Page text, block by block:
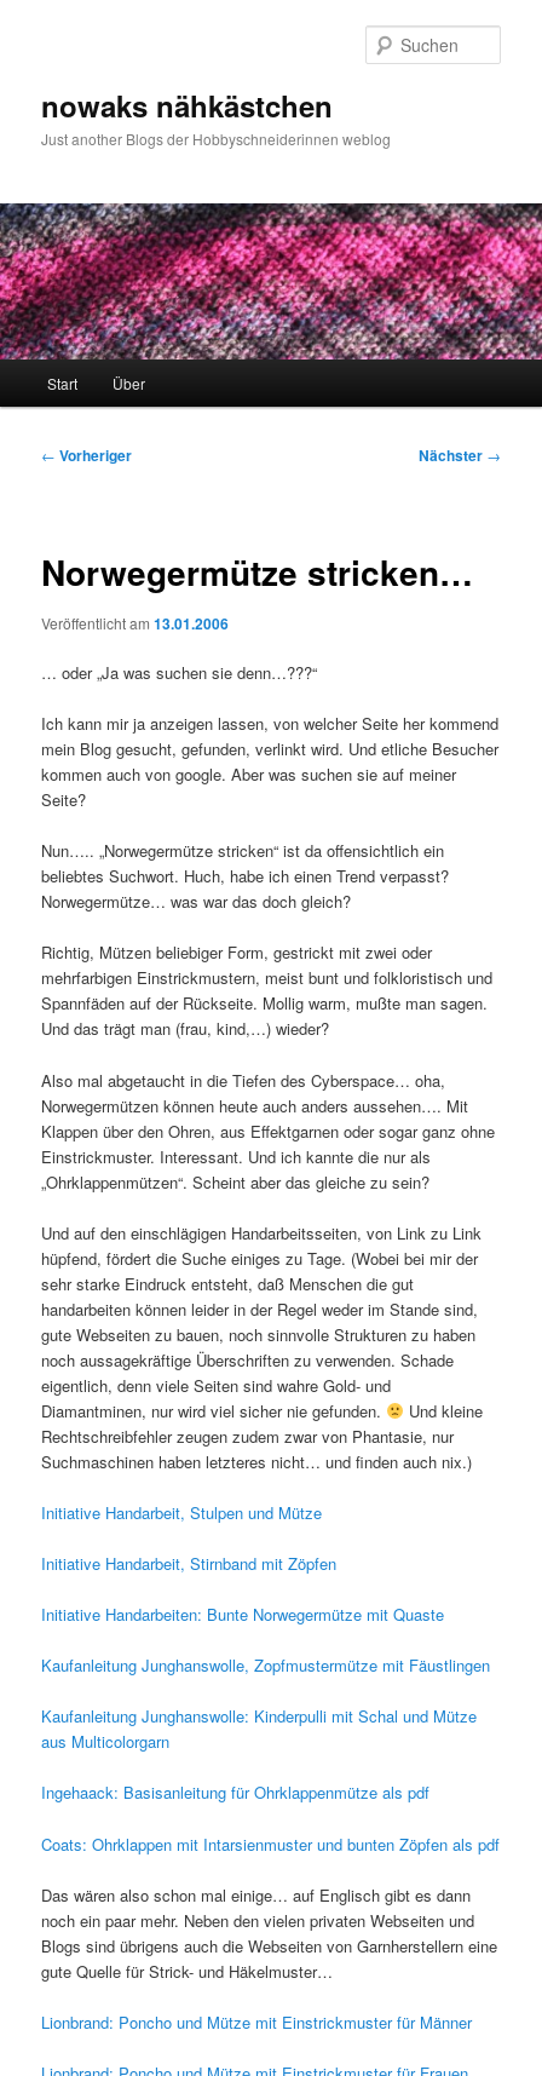
nowaks nähkästchen
Just another Blogs der Hobbyschneiderinnen weblog
Start Über
Beitragsnavigation
← Vorheriger Nächster →
Norwegermütze stricken…
Veröffentlicht am13.01.2006
… oder „Ja was suchen sie denn…???“
Ich kann mir ja anzeigen lassen, von welcher Seite her kommend
mein Blog gesucht, gefunden, verlinkt wird. Und etliche Besucher
kommen auch von google. Aber was suchen sie auf meiner
Seite?
Nun….. „Norwegermütze stricken“ ist da offensichtlich ein
beliebtes Suchwort. Huch, habe ich einen Trend verpasst?
Norwegermütze… was war das doch gleich?
Richtig, Mützen beliebiger Form, gestrickt mit zwei oder
mehrfarbigen Einstrickmustern, meist bunt und folkloristisch und
Spannfäden auf der Rückseite. Mollig warm, mußte man sagen.
Und das trägt man (frau, kind,…) wieder?
Also mal abgetaucht in die Tiefen des Cyberspace… oha,
Norwegermützen können heute auch anders aussehen…. Mit
Klappen über den Ohren, aus Effektgarnen oder sogar ganz ohne
Einstrickmuster. Interessant. Und ich kannte die nur als
„Ohrklappenmützen“. Scheint aber das gleiche zu sein?
Und auf den einschlägigen Handarbeitsseiten, von Link zu Link
hüpfend, fördert die Suche einiges zu Tage. (Wobei bei mir der
sehr starke Eindruck entsteht, daß Menschen die gut
handarbeiten können leider in der Regel weder im Stande sind,
gute Webseiten zu bauen, noch sinnvolle Strukturen zu haben
noch aussagekräftige Überschriften zu verwenden. Schade
eigentlich, denn viele Seiten sind wahre Gold- und
Diamantminen, nur wird viel sicher nie gefunden.
Und kleine
Rechtschreibfehler zeugen zudem zwar von Phantasie, nur
Suchmaschinen haben letzteres nicht… und finden auch nix.)
Initiative Handarbeit, Stulpen und Mütze
Initiative Handarbeit, Stirnband mit Zöpfen
Initiative Handarbeiten: Bunte Norwegermütze mit Quaste
Kaufanleitung Junghanswolle, Zopfmustermütze mit Fäustlingen
Kaufanleitung Junghanswolle: Kinderpulli mit Schal und Mütze
aus Multicolorgarn
Ingehaack: Basisanleitung für Ohrklappenmütze als pdf
Coats: Ohrklappen mit Intarsienmuster und bunten Zöpfen als pdf
Das wären also schon mal einige… auf Englisch gibt es dann
noch ein paar mehr. Neben den vielen privaten Webseiten und
Blogs sind übrigens auch die Webseiten von Garnherstellern eine
gute Quelle für Strick- und Häkelmuster…
Lionbrand: Poncho und Mütze mit Einstrickmuster für Männer